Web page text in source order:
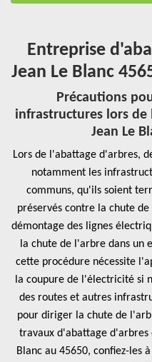
Entreprise
Jean Le Blanc
Précautions
infrastructures lors de
Jean Le
Lors de l'abattage d'arbres,
notamment les
communs, qu'ils soient
préservés contre la chute
démontage des lignes
la chute de l'arbre dans un
cette procédure nécessite
la coupure de l'électricité si
des routes et autres
pour diriger la chute de
travaux d'abattage d'arbres
Blanc au 45650, confiez-les